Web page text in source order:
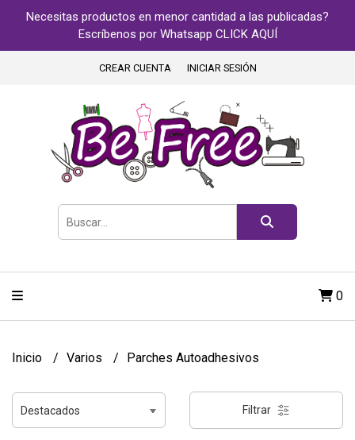
Necesitas productos en menor cantidad a las publicadas?
Escríbenos por Whatsapp CLICK AQUÍ
CREAR CUENTA INICIAR SESIÓN
0
Inicio Varios Parches Autoadhesivos
Filtrar